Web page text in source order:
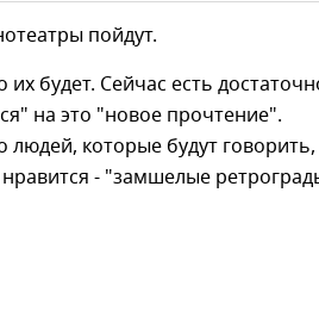
пойдут.
будет. Сейчас есть
на это "новое прочтение".
которые будут
- "замшелые